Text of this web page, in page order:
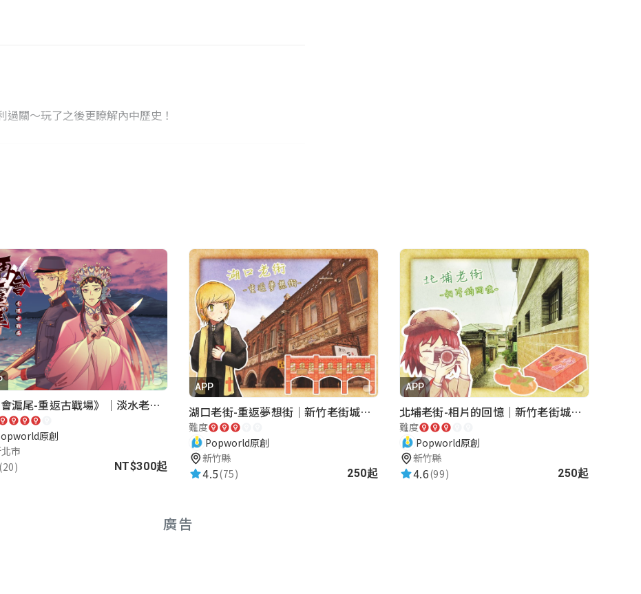
關～玩了之後更瞭解內中歷史！
《再會滬尾-重返古戰場》｜淡水老街實境遊戲｜實體遊戲盒
原創
市
(20) NT$300起
APP
湖口老街-重返夢想街｜新竹老街城市解謎
難度
Popworld原創
新竹縣
4.5(75) 250起
APP
北埔老街-相片的回憶｜新竹老街城市解謎
難度
Popworld原創
新竹縣
4.6(99) 250起
廣告